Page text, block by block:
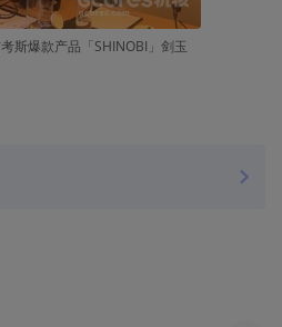
斯爆款产品「SHINOBI」剑玉